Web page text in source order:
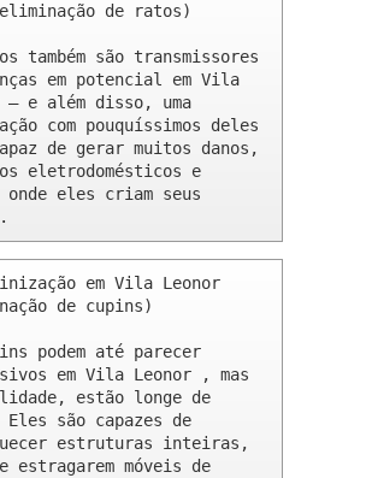
de ratos)
também são transmissores
em potencial em Vila
– e além disso, uma
com pouquíssimos deles
de gerar muitos danos,
eletrodomésticos e
onde eles criam seus
em Vila Leonor
de cupins)
podem até parecer
em Vila Leonor , mas
estão longe de
Eles são capazes de
estruturas inteiras,
estragarem móveis de